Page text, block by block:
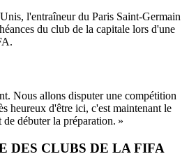
l'entraîneur du Paris Saint-Germain
du club de la capitale lors d'une
Nous allons disputer une compétition
heureux d'être ici, c'est maintenant le
débuter la préparation. »
DES CLUBS DE LA FIFA